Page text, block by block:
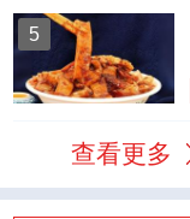
5
查看更多